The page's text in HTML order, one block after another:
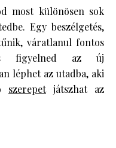
most különösen sok
Egy beszélgetés,
váratlanul fontos
figyelned az új
léphet az utadba, aki
szerepetjátszhat az